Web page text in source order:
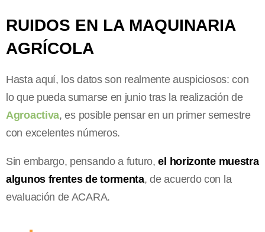
RUIDOS EN LA MAQUINARIA
AGRÍCOLA
Hasta aquí, los datos son realmente auspiciosos: con
lo que pueda sumarse en junio tras la realización de
Agroactiva, es posible pensar en un primer semestre
con excelentes números.
Sin embargo, pensando a futuro, el horizonte muestra
algunos frentes de tormenta, de acuerdo con la
evaluación de ACARA.